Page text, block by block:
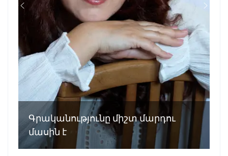
Գրականությունը միշտ մարդու
մասին է